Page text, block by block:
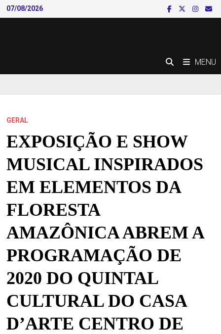
Skip
to
07/08/2026
MENU
GERAL
EXPOSIÇÃO E SHOW
MUSICAL INSPIRADOS
EM ELEMENTOS DA
FLORESTA
AMAZÔNICA ABREM A
PROGRAMAÇÃO DE
2020 DO QUINTAL
CULTURAL DO CASA
D’ARTE CENTRO DE